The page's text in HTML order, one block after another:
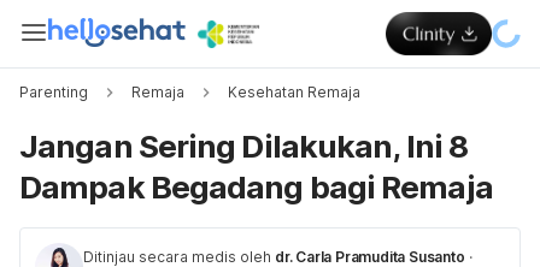
Parenting Remaja Kesehatan Remaja
Jangan Sering Dilakukan, Ini 8
Dampak Begadang bagi Remaja
Ditinjau secara medis oleh dr. Carla Pramudita Susanto ·